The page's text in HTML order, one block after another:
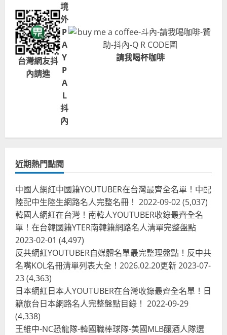
台灣網友抖
內請進
境
外
P
A
Y
P
A
L
抖
內
請我喝杯咖啡
近期熱門點閱
中國人網紅中國籍YOUTUBER在台灣最齊全名單！中配
陸配中生陸生網路名人完整名冊！ 2022-09-02(5,037)
韓國人網紅在台灣！南韓人YOUTUBER收錄最齊全名
單！在台韓國籍YTER南韓籍網路名人清單完整盤點
2023-02-01 (4,497)
反共網紅YOUTUBER自媒體名單最完整理盤點！反中共
名嘴KOL名冊清單列表大全！2026.02.20更新2023-07-
23(4,363)
日本網紅日本人YOUTUBER在台灣收錄最齊全名單！日
籍旅台日本網路名人完整盤點目錄！ 2022-09-29
(4,338)
王維中-NC恐龍隊-韓國職棒球隊-美國MLB釀酒人隊選
2
奧地利人愛喝珍奶、波霸奶茶奧地利
愛瘋、珍珠奶茶門市顧客大排長龍